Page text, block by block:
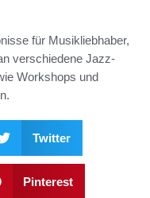
für Musikliebhaber,
verschiedene Jazz-
Workshops und
Twitter
Pinterest